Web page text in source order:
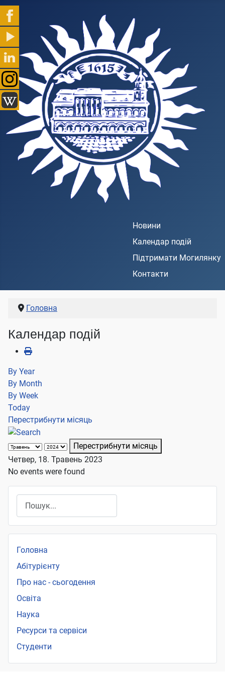
Новини
Календар подій
Підтримати Могилянку
Контакти
Головна
Календар подій
By Year
By Month
By Week
Today
Перестрибнути місяць
Перестрибнути місяць
Четвер, 18. Травень 2023
No events were found
Головна
Абітурієнту
Про нас - сьогодення
Освіта
Наука
Ресурси та сервіси
Студенти